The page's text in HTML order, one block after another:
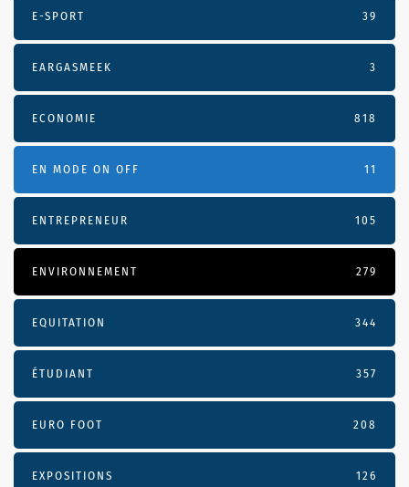
E-SPORT 39
EARGASMEEK 3
ECONOMIE 818
EN MODE ON OFF 11
ENTREPRENEUR 105
ENVIRONNEMENT 279
EQUITATION 344
ÉTUDIANT 357
EURO FOOT 208
EXPOSITIONS 126